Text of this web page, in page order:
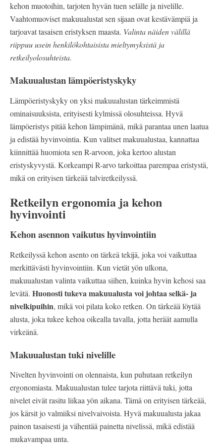
kehon muotoihin, tarjoten hyvän tuen selälle ja nivelille.
Vaahtomuoviset makuualustat sen sijaan ovat kestävämpiä ja
tarjoavat tasaisen eristyksen maasta. Valinta näiden välillä
riippuu usein henkilökohtaisista mieltymyksistä ja
retkeilyolosuhteista.
Makuualustan lämpöeristyskyky
Lämpöeristyskyky on yksi makuualustan tärkeimmistä
ominaisuuksista, erityisesti kylmissä olosuhteissa. Hyvä
lämpöeristys pitää kehon lämpimänä, mikä parantaa unen laatua
ja edistää hyvinvointia. Kun valitset makuualustaa, kannattaa
kiinnittää huomiota sen R-arvoon, joka kertoo alustan
eristyskyvystä. Korkeampi R-arvo tarkoittaa parempaa eristystä,
mikä on erityisen tärkeää talviretkeilyssä.
Retkeilyn ergonomia ja kehon
hyvinvointi
Kehon asennon vaikutus hyvinvointiin
Retkeilyssä kehon asento on tärkeä tekijä, joka voi vaikuttaa
merkittävästi hyvinvointiin. Kun vietät yön ulkona,
makuualustan valinta vaikuttaa siihen, kuinka hyvin kehosi saa
levätä. Huonosti tukeva makuualusta voi johtaa selkä- ja
nivelkipuihin, mikä voi pilata koko retken. On tärkeää löytää
alusta, joka tukee kehoa oikealla tavalla, jotta heräät aamulla
virkeänä.
Makuualustan tuki nivelille
Nivelten hyvinvointi on olennaista, kun puhutaan retkeilyn
ergonomiasta. Makuualustan tulee tarjota riittävä tuki, jotta
nivelet eivät rasitu liikaa yön aikana. Tämä on erityisen tärkeää,
jos kärsit jo valmiiksi nivelvaivoista. Hyvä makuualusta jakaa
painon tasaisesti ja vähentää painetta nivelissä, mikä edistää
mukavampaa unta.